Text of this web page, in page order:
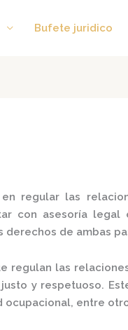
Bufete juridico
regular las
con asesoría
de ambas
regulan las
y respetuoso.
ocupacional, entre